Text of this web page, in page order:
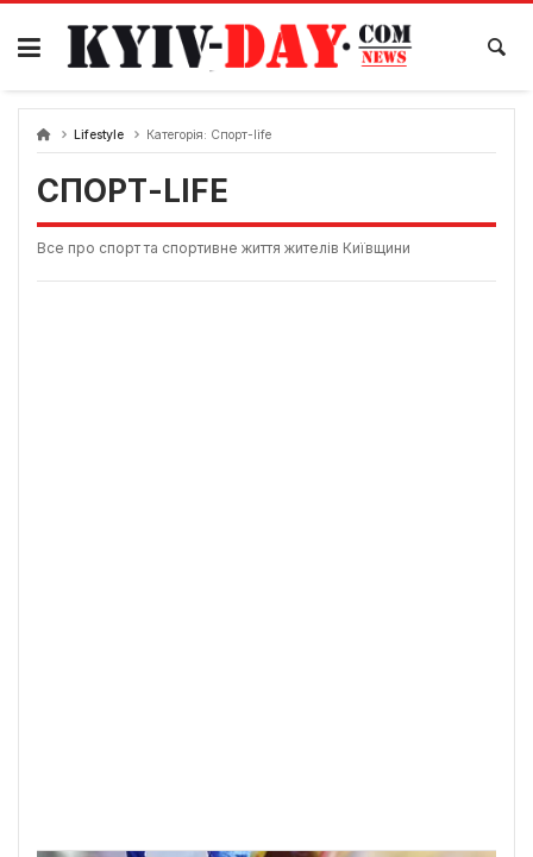
Перейти
вмісту
Lifestyle Категорія: Спорт-life
СПОРТ-LIFE
Все про спорт та спортивне життя жителів Київщини